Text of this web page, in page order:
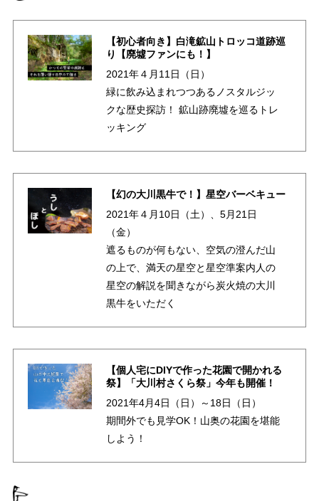
【初心者向き】白滝鉱山トロッコ道跡巡
り【廃墟ファンにも！】
2021年４月11日（日）
緑に飲み込まれつつあるノスタルジッ
クな歴史探訪！ 鉱山跡廃墟を巡るトレ
ッキング
【幻の大川黒牛で！】星空バーベキュー
2021年４月10日（土）、5月21日
（金）
遮るものが何もない、空気の澄んだ山
の上で、満天の星空と星空準案内人の
星空の解説を聞きながら炭火焼の大川
黒牛をいただく
【個人宅にDIYで作った花園で開かれる
祭】「大川村さくら祭」今年も開催！
2021年4月4日（日）～18日（日）
期間外でも見学OK！山奥の花園を堪能
しよう！